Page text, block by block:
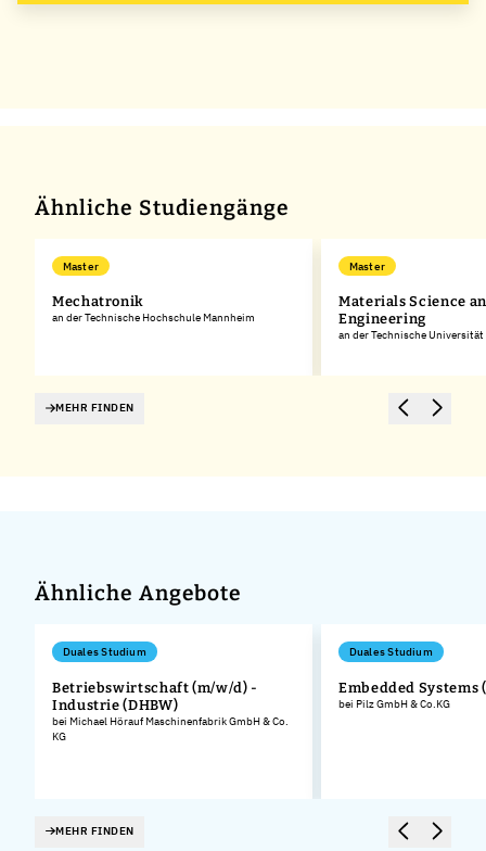
Ähnliche Studiengänge
Master
Mechatronik
an der Technische Hochschule Mannheim
Master
Materials Science
Engineering
an der Technische
MEHR FINDEN
Ähnliche Angebote
Duales Studium
Betriebswirtschaft (m/w/d) -
Industrie (DHBW)
bei Michael Hörauf Maschinenfabrik GmbH & Co.
KG
Duales Studium
Embedded Systems
bei Pilz GmbH & Co.KG
MEHR FINDEN